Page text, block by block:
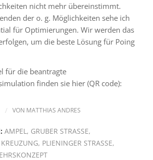
nicht mehr übereinstimmt.
der o. g. Möglichkeiten sehe ich
für Optimierungen. Wir werden das
um die beste Lösung für Poing
für die beantragte
finden sie hier (QR code):
/ VON MATTHIAS ANDRES
AMPEL, GRUBER STRASSE ,
KREUZUNG, PLIENINGER STRASSE ,